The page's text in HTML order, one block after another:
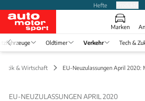
Hefte
Marken
Oldtimer Verkehr Tech &
& Wirtschaft EU-Neuzulassungen April 2020:
EU-NEUZULASSUNGEN APRIL 2020